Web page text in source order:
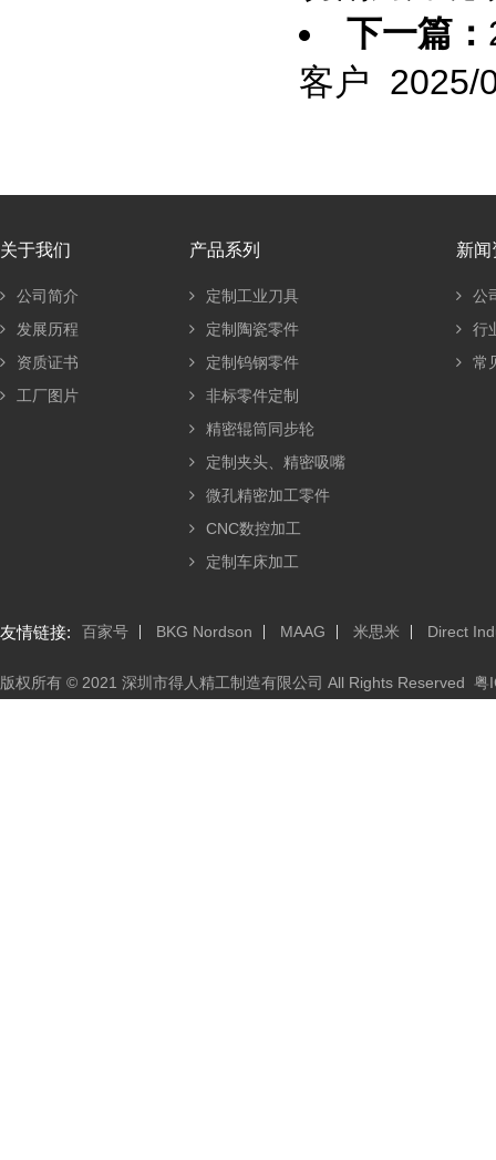
下一篇：
客户 2025/
关于我们
公司简介
发展历程
资质证书
工厂图片
产品系列
定制工业刀具
定制陶瓷零件
定制钨钢零件
非标零件定制
精密辊筒同步轮
定制夹头、精密吸嘴
微孔精密加工零件
CNC数控加工
定制车床加工
新闻
公
行
常
友情链接: 百家号 BKG Nordson MAAG 米思米 Direct
版权所有 © 2021 深圳市得人精工制造有限公司 All Rights Reserved 粤